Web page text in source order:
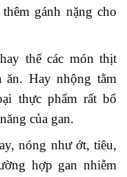
gánh nặng cho
thế các món thịt
ăn. Hay nhộng tằm
thực phẩm rất bổ
của gan.
nóng như ớt, tiêu,
hợp gan nhiễm